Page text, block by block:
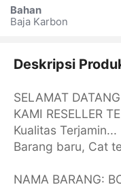
Bahan
Baja Karbon
Deskripsi
SELAMAT
KAMI RESELLER
Kualitas
Barang baru, Cat
NAMA BARANG: